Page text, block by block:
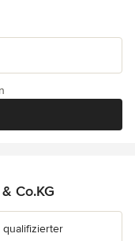
Co.KG
qualifizierter